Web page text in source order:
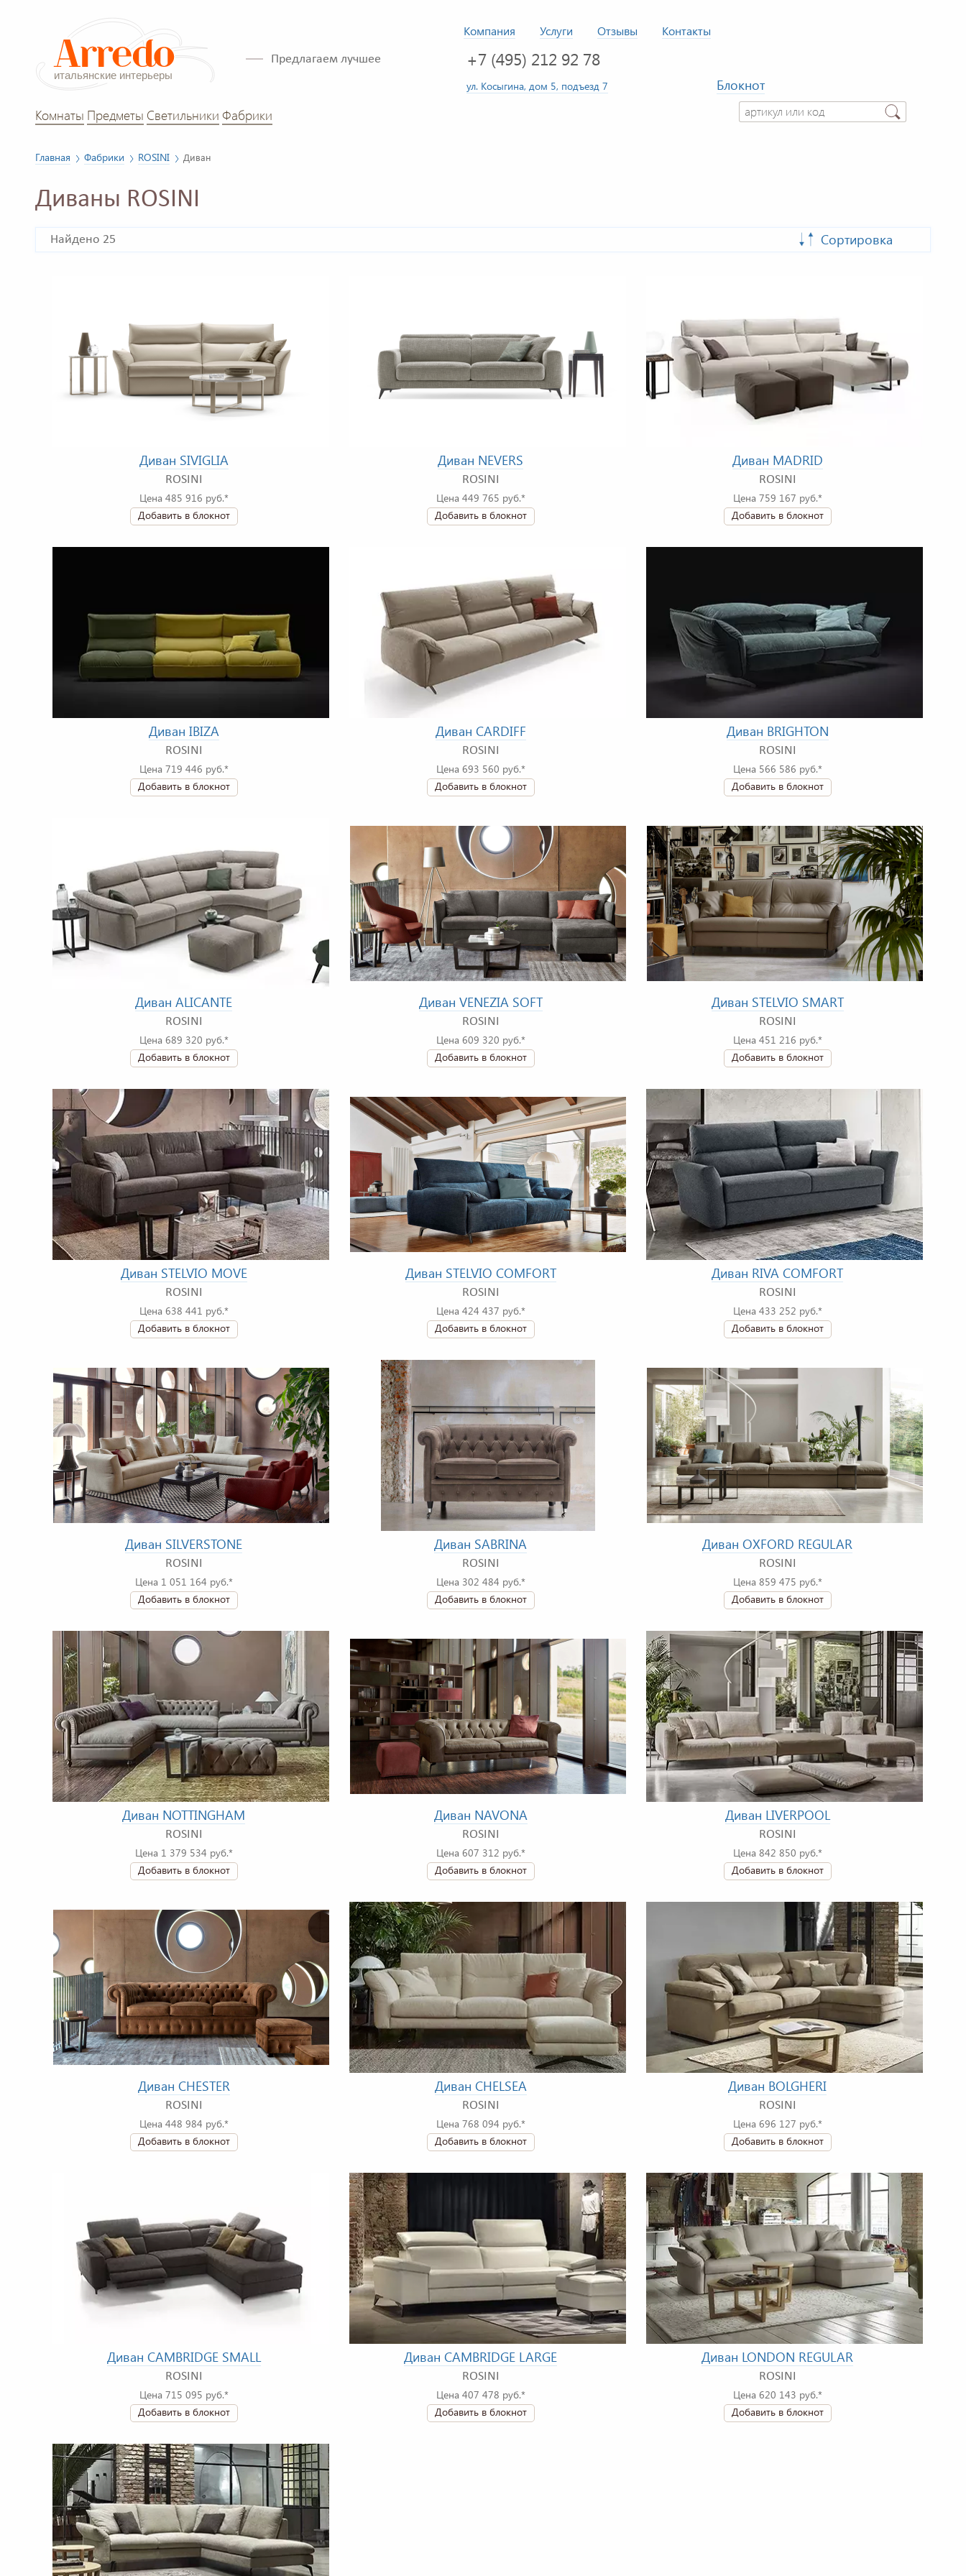
Компания Услуги Отзывы Контакты
Предлагаем лучшее +7 (495) 212 92 78
ул. Косыгина, дом 5, подъезд 7
Блокнот
Комнаты Предметы Светильники Фабрики
Главная Фабрики ROSINI Диван
Диваны ROSINI
Найдено 25 Сортировка
Диван SIVIGLIA
ROSINI
Цена 485 916 руб.*
Добавить в блокнот
Диван NEVERS
ROSINI
Цена 449 765 руб.*
Добавить в блокнот
Диван MADRID
ROSINI
Цена 759 167 руб.*
Добавить в блокнот
Диван IBIZA
ROSINI
Цена 719 446 руб.*
Добавить в блокнот
Диван CARDIFF
ROSINI
Цена 693 560 руб.*
Добавить в блокнот
Диван BRIGHTON
ROSINI
Цена 566 586 руб.*
Добавить в блокнот
Диван ALICANTE
ROSINI
Цена 689 320 руб.*
Добавить в блокнот
Диван VENEZIA SOFT
ROSINI
Цена 609 320 руб.*
Добавить в блокнот
Диван STELVIO SMART
ROSINI
Цена 451 216 руб.*
Добавить в блокнот
Диван STELVIO MOVE
ROSINI
Цена 638 441 руб.*
Добавить в блокнот
Диван STELVIO COMFORT
ROSINI
Цена 424 437 руб.*
Добавить в блокнот
Диван RIVA COMFORT
ROSINI
Цена 433 252 руб.*
Добавить в блокнот
Диван SILVERSTONE
ROSINI
Цена 1 051 164 руб.*
Добавить в блокнот
Диван SABRINA
ROSINI
Цена 302 484 руб.*
Добавить в блокнот
Диван OXFORD REGULAR
ROSINI
Цена 859 475 руб.*
Добавить в блокнот
Диван NOTTINGHAM
ROSINI
Цена 1 379 534 руб.*
Добавить в блокнот
Диван NAVONA
ROSINI
Цена 607 312 руб.*
Добавить в блокнот
Диван LIVERPOOL
ROSINI
Цена 842 850 руб.*
Добавить в блокнот
Диван CHESTER
ROSINI
Цена 448 984 руб.*
Добавить в блокнот
Диван CHELSEA
ROSINI
Цена 768 094 руб.*
Добавить в блокнот
Диван BOLGHERI
ROSINI
Цена 696 127 руб.*
Добавить в блокнот
Диван CAMBRIDGE SMALL
ROSINI
Цена 715 095 руб.*
Добавить в блокнот
Диван CAMBRIDGE LARGE
ROSINI
Цена 407 478 руб.*
Добавить в блокнот
Диван LONDON REGULAR
ROSINI
Цена 620 143 руб.*
Добавить в блокнот